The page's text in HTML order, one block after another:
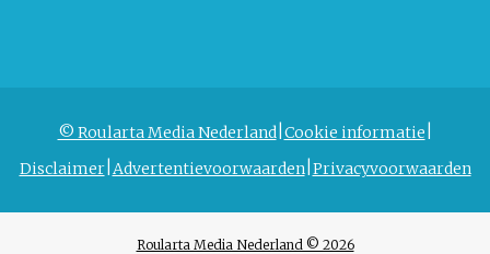
© Roularta Media Nederland Cookie informatie
Disclaimer Advertentievoorwaarden Privacyvoorwaarden
Roularta Media Nederland © 2026